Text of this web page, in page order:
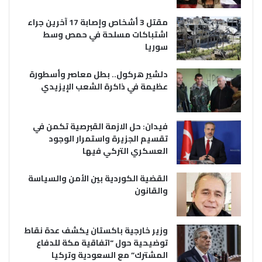
مقتل 3 أشخاص وإصابة 17 آخرين جراء
اشتباكات مسلحة في حمص وسط
سوريا
دلشير هركول.. بطل معاصر وأسطورة
عظيمة في ذاكرة الشعب الإيزيدي
فيدان: حل الازمة القبرصية تكمن في
تقسيم الجزيرة واستمرار الوجود
العسكري التركي فيها
القضية الكوردية بين الأمن والسياسة
والقانون
وزير خارجية باكستان يكشف عدة نقاط
توضيحية حول “اتفاقية مكة للدفاع
المشترك” مع السعودية وتركيا